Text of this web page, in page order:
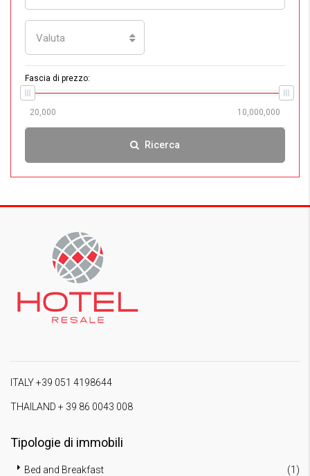
Valuta
Fascia di prezzo:
Ricerca
ITALY +39 051 4198644
THAILAND + 39 86 0043 008
Tipologie di immobili
Bed and Breakfast
(1)